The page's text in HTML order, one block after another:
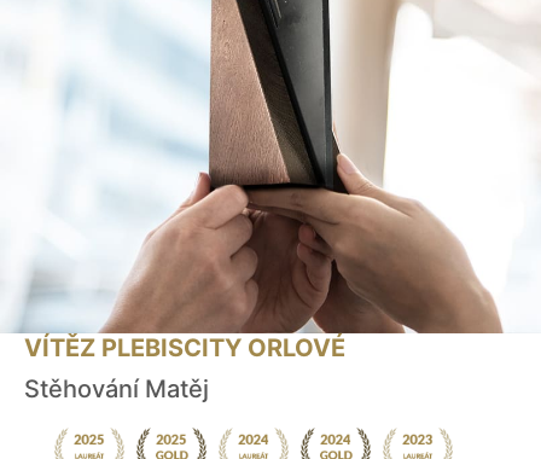
VÍTĚZ PLEBISCITY ORLOVÉ
Stěhování Matěj